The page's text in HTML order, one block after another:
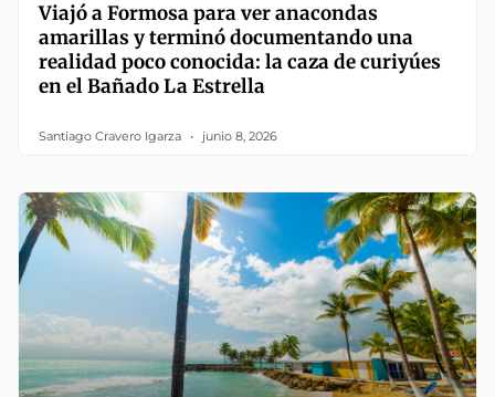
Viajó a Formosa para ver anacondas
amarillas y terminó documentando una
realidad poco conocida: la caza de curiyúes
en el Bañado La Estrella
Santiago Cravero Igarza junio 8, 2026